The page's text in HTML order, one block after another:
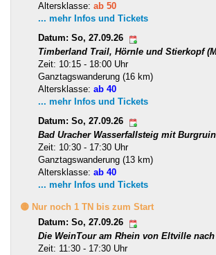
Altersklasse: ab 50
... mehr Infos und Tickets
Datum: So, 27.09.26
Timberland Trail, Hörnle und Stierkopf
Zeit: 10:15 - 18:00 Uhr
Ganztagswanderung (16 km)
Altersklasse: ab 40
... mehr Infos und Tickets
Datum: So, 27.09.26
Bad Uracher Wasserfallsteig mit
Zeit: 10:30 - 17:30 Uhr
Ganztagswanderung (13 km)
Altersklasse: ab 40
... mehr Infos und Tickets
🟡 Nur noch 1 TN bis zum Start
Datum: So, 27.09.26
Die WeinTour am Rhein von Eltville
Zeit: 11:30 - 17:30 Uhr